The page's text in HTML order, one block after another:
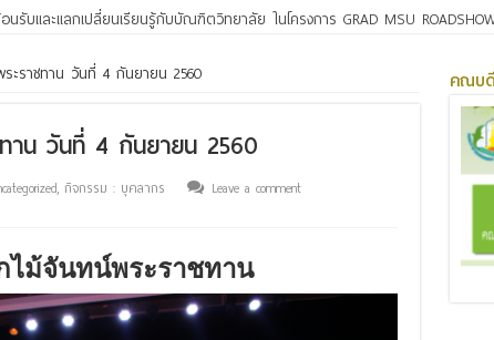
บและแลกเปลี่ยนเรียนรู้กับบัณฑิตวิทยาลัย ในโครงการ GRAD MSU
งความยินดีกับคณะที่ผ่านการประเมินคุณภาพภายใน ตามเกณฑ์ EdPEx ประจำปีกา
ะราชทาน วันที่ 4 กันยายน 2560
าน วันที่ 4 กันยายน 2560
, กิจกรรม : บุคลากร
Leave a comment
ไม้จันทน์พระราชทาน
คณบดี